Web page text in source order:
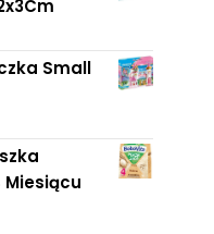
Small
Miesiącu